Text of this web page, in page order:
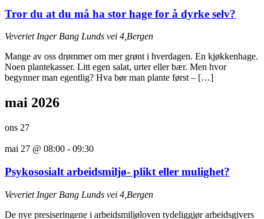
Tror du at du må ha stor hage for å dyrke selv?
Veveriet Inger Bang Lunds vei 4,Bergen
Mange av oss drømmer om mer grønt i hverdagen. En kjøkkenhage.
Noen plantekasser. Litt egen salat, urter eller bær. Men hvor
begynner man egentlig? Hva bør man plante først – […]
mai 2026
ons 27
mai 27 @ 08:00 - 09:30
Psykososialt arbeidsmiljø- plikt eller mulighet?
Veveriet Inger Bang Lunds vei 4,Bergen
De nye presiseringene i arbeidsmiljøloven tydeliggjør arbeidsgivers